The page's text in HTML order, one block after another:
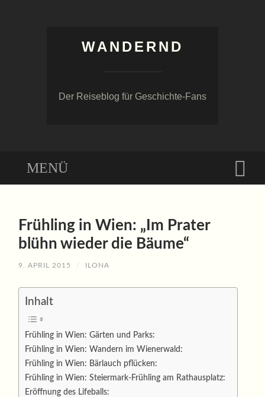
WANDERND
Der Reiseblog für Geschichte-Fans
Menü
SPRINGENFrühling in Wien: „Im Prater
blühn wieder die Bäume“
9. APRIL 2015 / ILONA
Inhalt
Frühling in Wien: Gärten und Parks:
Frühling in Wien: Wandern im Wienerwald:
Frühling in Wien: Bärlauch pflücken:
Frühling in Wien: Steiermark-Frühling am Rathausplatz:
Eröffnung des Lifeballs: